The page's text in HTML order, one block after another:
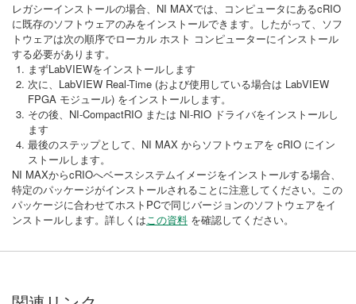
レガシーインストールの場合、NI MAXでは、コンピュータにあるcRIO
に既存のソフトウェアのみをインストールできます。したがって、ソフ
トウェアは次の順序でローカル ホスト コンピューターにインストール
する必要があります。
まずLabVIEWをインストールします
次に、LabVIEW Real-Time (および使用している場合は LabVIEW
FPGA モジュール) をインストールします。
その後、NI-CompactRIO または NI-RIO ドライバをインストールし
ます
最後のステップとして、NI MAX からソフトウェアを cRIO にイン
ストールします。
NI MAXからcRIOへベースシステムイメージをインストールする場合、
特定のパッケージがインストールされることに注意してください。この
パッケージに合わせてホストPCで同じバージョンのソフトウェアをイ
ンストールします。詳しくはこの資料 を確認してください。